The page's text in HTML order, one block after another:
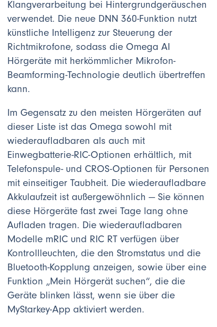
Klangverarbeitung bei Hintergrundgeräuschen
verwendet. Die neue DNN 360-Funktion nutzt
künstliche Intelligenz zur Steuerung der
Richtmikrofone, sodass die Omega AI
Hörgeräte mit herkömmlicher Mikrofon-
Beamforming-Technologie deutlich übertreffen
kann.
Im Gegensatz zu den meisten Hörgeräten auf
dieser Liste ist das Omega sowohl mit
wiederaufladbaren als auch mit
Einwegbatterie-RIC-Optionen erhältlich, mit
Telefonspule- und CROS-Optionen für Personen
mit einseitiger Taubheit. Die wiederaufladbare
Akkulaufzeit ist außergewöhnlich — Sie können
diese Hörgeräte fast zwei Tage lang ohne
Aufladen tragen. Die wiederaufladbaren
Modelle mRIC und RIC RT verfügen über
Kontrollleuchten, die den Stromstatus und die
Bluetooth-Kopplung anzeigen, sowie über eine
Funktion „Mein Hörgerät suchen“, die die
Geräte blinken lässt, wenn sie über die
MyStarkey-App aktiviert werden.